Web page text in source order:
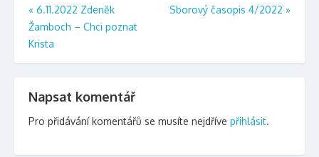
Navigace
pro
příspěvek
« 6.11.2022 Zdeněk
Žamboch – Chci poznat
Krista
Sborový časopis 4/2022 »
Napsat komentář
Pro přidávání komentářů se musíte nejdříve přihlásit.